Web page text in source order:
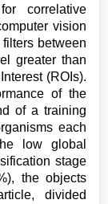
correlative
vision
between
greater than
(ROIs).
of the
of a training
each
low global
stage
the objects
divided